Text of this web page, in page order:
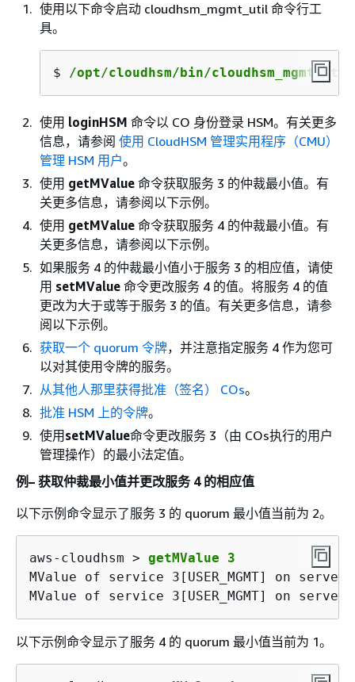
使用以下命令启动 cloudhsm_mgmt_util 命令行工
具。
$ /opt/cloudhsm/bin/
使用 loginHSM 命令以 CO 身份登录 HSM。有关更多
信息，请参阅 使用 CloudHSM 管理实用程序（CMU）
管理 HSM 用户。
使用 getMValue 命令获取服务 3 的仲裁最小值。有
关更多信息，请参阅以下示例。
使用 getMValue 命令获取服务 4 的仲裁最小值。有
关更多信息，请参阅以下示例。
如果服务 4 的仲裁最小值小于服务 3 的相应值，请使
用 setMValue 命令更改服务 4 的值。将服务 4 的值
更改为大于或等于服务 3 的值。有关更多信息，请参
阅以下示例。
获取一个 quorum 令牌，并注意指定服务 4 作为您可
以对其使用令牌的服务。
从其他人那里获得批准（签名） COs。
批准 HSM 上的令牌。
使用 setMValue命令更改服务 3（由 COs执行的用户
管理操作）的最小法定值。
例– 获取仲裁最小值并更改服务 4 的相应值
以下示例命令显示了服务 3 的 quorum 最小值当前为 2。
aws-cloudhsm > getMValue 3
MValue of service 3[USER_MGMT] on
MValue of service 3[USER_MGMT] on
以下示例命令显示了服务 4 的 quorum 最小值当前为 1。